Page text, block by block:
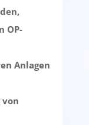
OP-
Anlagen
von